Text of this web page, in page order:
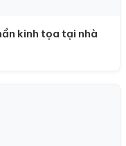
kinh tọa tại nhà